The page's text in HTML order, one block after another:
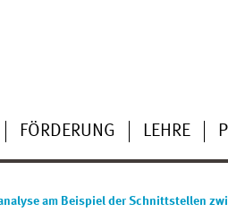
FÖRDERUNG LEHRE
am Beispiel der Schnittstellen